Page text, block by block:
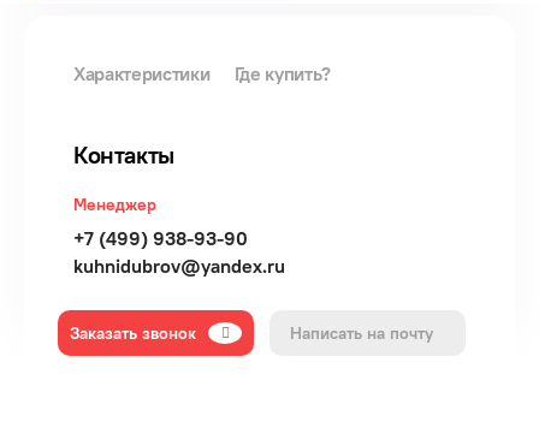
Характеристики Где купить?
Контакты
Менеджер
+7 (499) 938-93-90
kuhnidubrov@yandex.ru
Заказать звонок Написать на почту